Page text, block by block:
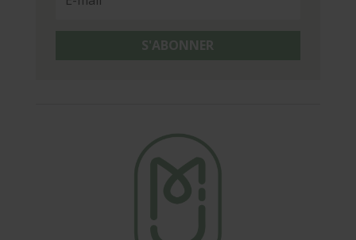
S'ABONNER